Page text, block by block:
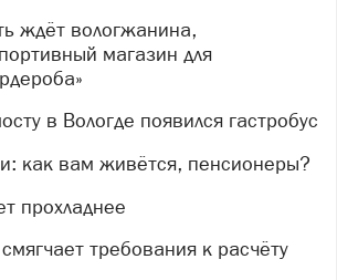
магазин для
в Вологде появился гастробус
как вам живётся, пенсионеры?
прохладнее